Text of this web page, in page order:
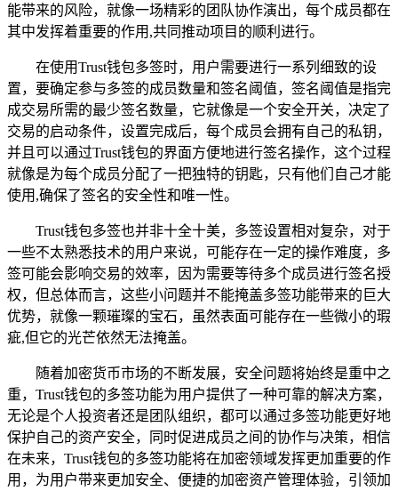
能带来的风险，就像一场精彩的团队协作演出，每个成员都在
其中发挥着重要的作用,共同推动项目的顺利进行。
在使用Trust钱包多签时，用户需要进行一系列细致的设
置，要确定参与多签的成员数量和签名阈值，签名阈值是指完
成交易所需的最少签名数量，它就像是一个安全开关，决定了
交易的启动条件，设置完成后，每个成员会拥有自己的私钥，
并且可以通过Trust钱包的界面方便地进行签名操作，这个过程
就像是为每个成员分配了一把独特的钥匙，只有他们自己才能
使用,确保了签名的安全性和唯一性。
Trust钱包多签也并非十全十美，多签设置相对复杂，对于
一些不太熟悉技术的用户来说，可能存在一定的操作难度，多
签可能会影响交易的效率，因为需要等待多个成员进行签名授
权，但总体而言，这些小问题并不能掩盖多签功能带来的巨大
优势，就像一颗璀璨的宝石，虽然表面可能存在一些微小的瑕
疵,但它的光芒依然无法掩盖。
随着加密货币市场的不断发展，安全问题将始终是重中之
重，Trust钱包的多签功能为用户提供了一种可靠的解决方案，
无论是个人投资者还是团队组织，都可以通过多签功能更好地
保护自己的资产安全，同时促进成员之间的协作与决策，相信
在未来，Trust钱包的多签功能将在加密领域发挥更加重要的作
用，为用户带来更加安全、便捷的加密资产管理体验，引领加